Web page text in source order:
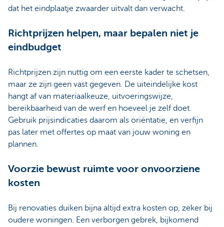
dat het eindplaatje zwaarder uitvalt dan verwacht.
Richtprijzen helpen, maar bepalen niet je
eindbudget
Richtprijzen zijn nuttig om een eerste kader te schetsen,
maar ze zijn geen vast gegeven. De uiteindelijke kost
hangt af van materiaalkeuze, uitvoeringswijze,
bereikbaarheid van de werf en hoeveel je zelf doet.
Gebruik prijsindicaties daarom als oriëntatie, en verfijn
pas later met offertes op maat van jouw woning en
plannen.
Voorzie bewust ruimte voor onvoorziene
kosten
Bij renovaties duiken bijna altijd extra kosten op, zeker bij
oudere woningen. Een verborgen gebrek, bijkomend